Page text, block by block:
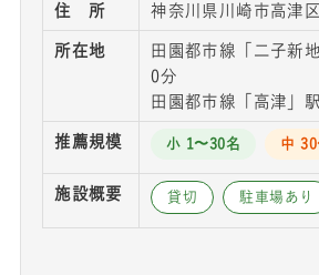
住 所 神奈川県川崎市高津
所在地
田園都市線「二子新
0分
田園都市線「高津」
推薦規模 小 1〜30名 中 30
施設概要 貸切 駐車場あり